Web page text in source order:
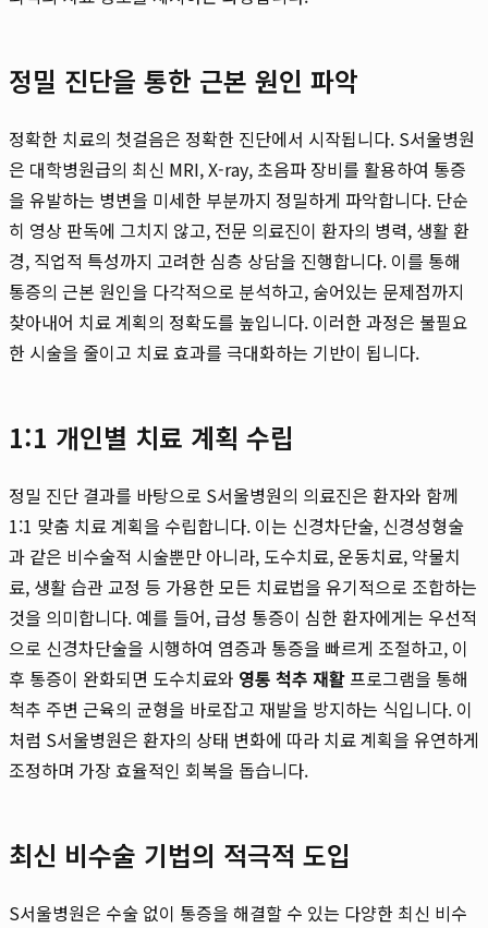
정밀 진단을 통한 근본 원인 파악
정확한 치료의 첫걸음은 정확한 진단에서 시작됩니다. S서울병원
은 대학병원급의 최신 MRI, X-ray, 초음파 장비를 활용하여 통증
을 유발하는 병변을 미세한 부분까지 정밀하게 파악합니다. 단순
히 영상 판독에 그치지 않고, 전문 의료진이 환자의 병력, 생활 환
경, 직업적 특성까지 고려한 심층 상담을 진행합니다. 이를 통해
통증의 근본 원인을 다각적으로 분석하고, 숨어있는 문제점까지
찾아내어 치료 계획의 정확도를 높입니다. 이러한 과정은 불필요
한 시술을 줄이고 치료 효과를 극대화하는 기반이 됩니다.
1:1 개인별 치료 계획 수립
정밀 진단 결과를 바탕으로 S서울병원의 의료진은 환자와 함께
1:1 맞춤 치료 계획을 수립합니다. 이는 신경차단술, 신경성형술
과 같은 비수술적 시술뿐만 아니라, 도수치료, 운동치료, 약물치
료, 생활 습관 교정 등 가용한 모든 치료법을 유기적으로 조합하는
것을 의미합니다. 예를 들어, 급성 통증이 심한 환자에게는 우선적
으로 신경차단술을 시행하여 염증과 통증을 빠르게 조절하고, 이
후 통증이 완화되면 도수치료와 영통 척추 재활프로그램을 통해
척추 주변 근육의 균형을 바로잡고 재발을 방지하는 식입니다. 이
처럼 S서울병원은 환자의 상태 변화에 따라 치료 계획을 유연하게
조정하며 가장 효율적인 회복을 돕습니다.
최신 비수술 기법의 적극적 도입
S서울병원은 수술 없이 통증을 해결할 수 있는 다양한 최신 비수